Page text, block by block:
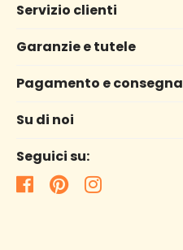
Servizio clienti
Garanzie e tutele
Pagamento e consegna
Su di noi
Seguici su: